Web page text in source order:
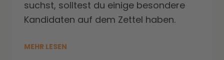
suchst, solltest du einige besondere
Kandidaten auf dem Zettel haben.
MEHR LESEN